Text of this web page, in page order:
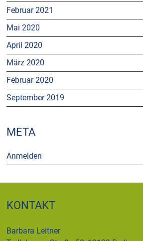
Februar 2021
Mai 2020
April 2020
März 2020
Februar 2020
September 2019
META
Anmelden
KONTAKT
Barbara Leitner